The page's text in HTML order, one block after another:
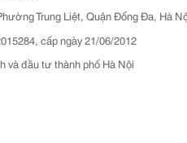
Trung Liệt, Quận Đống Đa, Hà
cấp ngày 21/06/2012
và đầu tư thành phố Hà Nội